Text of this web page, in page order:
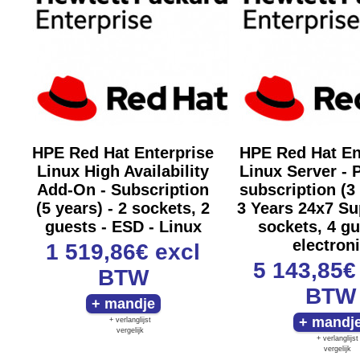
HPE Red Hat Enterprise
Linux High Availability
Add-On - Subscription
(5 years) - 2 sockets, 2
guests - ESD - Linux
1 519,86€ excl
BTW
+ verlanglijst
vergelijk
HPE Red Hat
Linux Server -
subscription (3
3 Years 24x7
sockets, 4
5
BTW
+ verlanglijst
vergelijk